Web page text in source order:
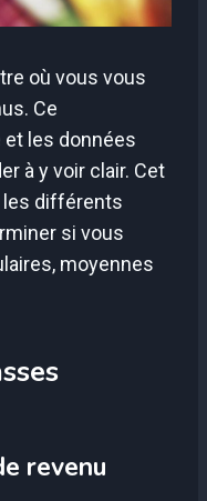
où vous vous
Ce
les données
à y voir clair. Cet
les différents
si vous
moyennes
revenu